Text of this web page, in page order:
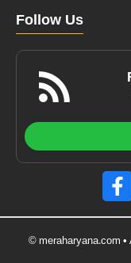
Follow Us
© meraharyana.com •